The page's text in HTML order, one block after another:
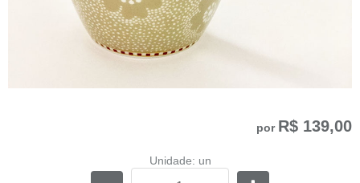
por R$ 139,00
Unidade: un